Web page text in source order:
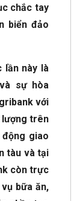
chắc tay
biển đảo
lần này là
sự hòa
với
lượng trên
giao
tàu và tại
còn trực
bữa ăn,